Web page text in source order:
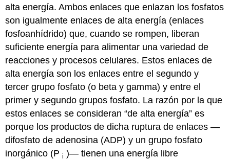
alta energía. Ambos enlaces que enlazan los fosfatos
son igualmente enlaces de alta energía (enlaces
fosfoanhídrido) que, cuando se rompen, liberan
suficiente energía para alimentar una variedad de
reacciones y procesos celulares. Estos enlaces de
alta energía son los enlaces entre el segundo y
tercer grupo fosfato (o beta y gamma) y entre el
primer y segundo grupos fosfato. La razón por la que
estos enlaces se consideran “de alta energía” es
porque los productos de dicha ruptura de enlaces —
difosfato de adenosina (ADP) y un grupo fosfato
inorgánico (Pi )— tienen una energía libre